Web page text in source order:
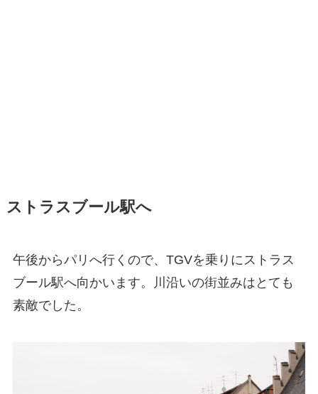
ストラスブール駅へ
午後からパリへ行くので、TGVを乗りにストラス
ブール駅へ向かいます。川沿いの街並みはとても
素敵でした。